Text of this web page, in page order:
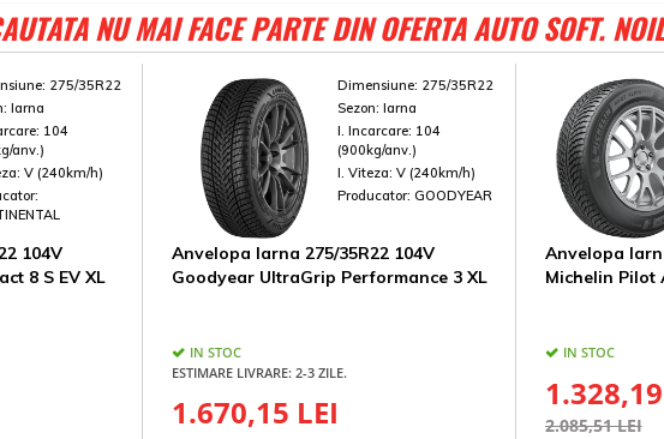
NU MAI FACE PARTE DIN OFERTA AUTO SOFT.
275/35R22
Iarna
104
anv.)
V (240km/h)
104V
8 S EV XL
Dimensiune: 275/35R22
Sezon: Iarna
I. Incarcare: 104
(900kg/anv.)
I. Viteza: V (240km/h)
Producator: GOODYEAR
Anvelopa Iarna 275/35R22 104V
Goodyear UltraGrip Performance 3 XL
IN STOC
ESTIMARE LIVRARE: 2-3 ZILE.
1.670,15 LEI
Anvelopa
Michelin Pilot
IN STOC
2.085,51 LEI